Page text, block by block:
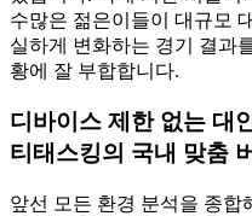
수많은 젊은이들이 대규모
실하게 변화하는 경기 결과
황에 잘 부합합니다.
디바이스 제한 없는 대
티태스킹의 국내 맞춤
앞선 모든 환경 분석을 종합